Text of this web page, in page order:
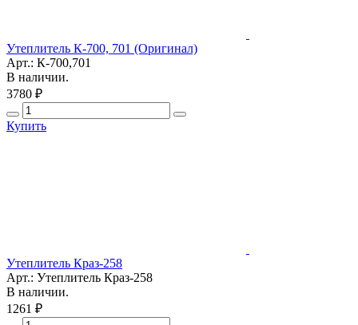
Утеплитель К-700, 701 (Оригинал)
Арт.: К-700,701
В наличии.
3780 ₽
Купить
Утеплитель Краз-258
Арт.: Утеплитель Краз-258
В наличии.
1261 ₽